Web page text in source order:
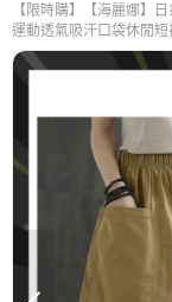
【限時購】【海麗娜】
運動透氣吸汗口袋休閒短